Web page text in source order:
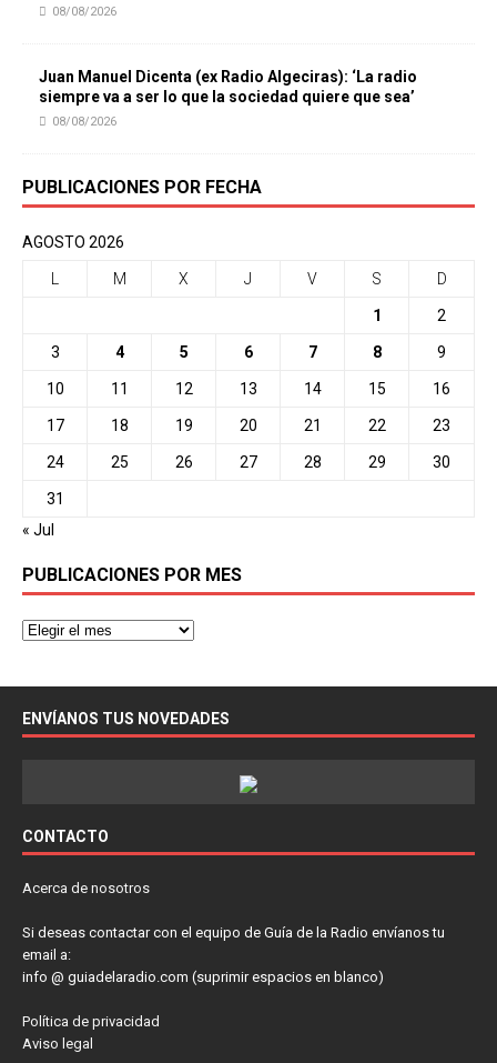
08/08/2026
Juan Manuel Dicenta (ex Radio Algeciras): ‘La radio
siempre va a ser lo que la sociedad quiere que sea’
08/08/2026
PUBLICACIONES POR FECHA
AGOSTO 2026
M X J V S D
1 2
3 4 5 6 7 8 9
10 11 12 13 14 15 16
17 18 19 20 21 22 23
24 25 26 27 28 29 30
31
« Jul
PUBLICACIONES POR MES
ENVÍANOS TUS NOVEDADES
CONTACTO
Acerca de nosotros
Si deseas contactar con el equipo de Guía de la Radio envíanos tu
email a:
info @ guiadelaradio.com (suprimir espacios en blanco)
Política de privacidad
Aviso legal